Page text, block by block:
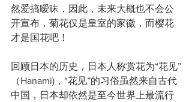
然爱搞暧昧，因此，未来大概也不会公
开宣布，菊花仅是皇室的家徽，而樱花
才是国花吧！
回顾日本的历史，日本人称赏花为“花见”
（Hanami)，“花见”的习俗虽然来自古代
中国，日本却依然是至今世界上最流行